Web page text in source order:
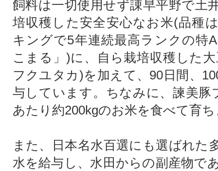
飼料は一切使用せず諌早平野で土
培収穫した安全安心なお米(品種
キングで5年連続最高ランクの特
こまる」)に、自ら栽培収穫した
フクユタカ)を加えて、90日間、
与しています。ちなみに、諫美豚
あたり約200kgのお米を食べて育
また、日本名水百選にも選ばれた
水を給与し、水田からの副産物で